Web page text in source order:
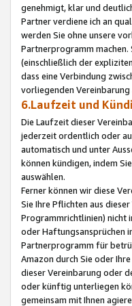
genehmigt, klar und
Partner verdiene ich an
werden Sie ohne unsere
Partnerprogramm machen.
(einschließlich der
dass eine Verbindung
vorliegenden
6.Laufzeit und
Die Laufzeit dieser
jederzeit ordentlich oder
automatisch und unter
können kündigen, indem
auswählen.
Ferner können wir diese
Sie Ihre Pflichten aus
Programmrichtlinien) nicht
oder Haftungsansprüchen
Partnerprogramm für
Amazon durch Sie oder
dieser Vereinbarung oder
oder künftig unterliegen
gemeinsam mit Ihnen